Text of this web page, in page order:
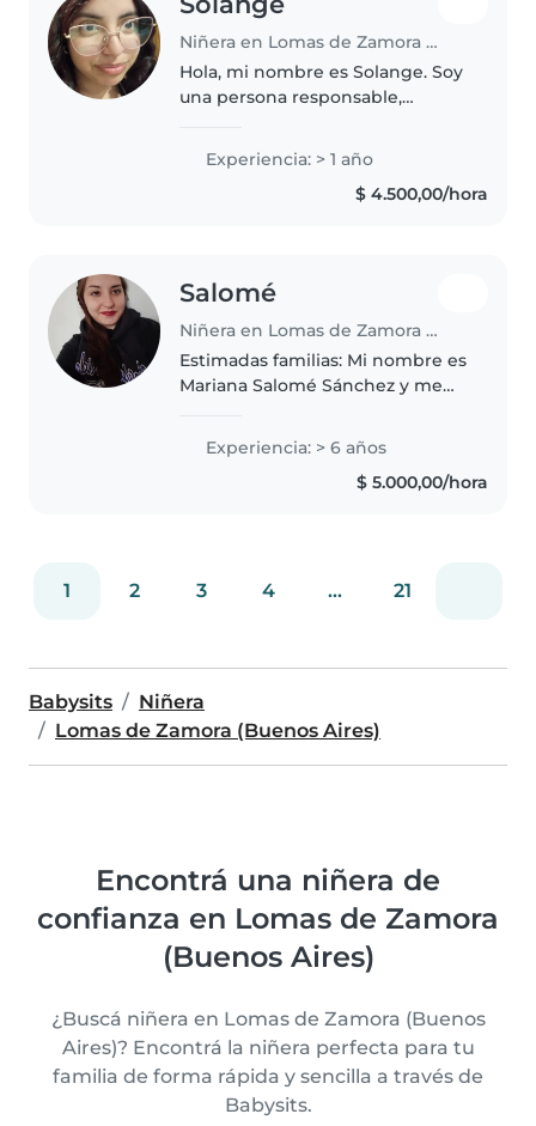
Niñera en Lomas de Zamora (Buenos Aires)
Hola, mi nombre es Solange. Soy
una persona responsable,
bien con niños y disfruto
acompañarlos en sus actividades,
juegos y también ayudarlos con..
Experiencia: > 1 año
$ 4.500,00/hora
Salomé
Niñera en Lomas de Zamora (Buenos Aires)
Estimadas familias: Mi nombre es
Mariana Salomé Sánchez y me
candidata para el cuidado de sus
hijos. Soy una persona
responsable, paciente y muy
Experiencia: > 6 años
$ 5.000,00/hora
1 2 3 4 ... 21
Babysits
Niñera
Lomas de Zamora (Buenos Aires)
Encontrá una niñera de
confianza en Lomas de Zamora
(Buenos Aires)
¿Buscá niñera en Lomas de Zamora (Buenos
Aires)? Encontrá la niñera perfecta para tu
familia de forma rápida y sencilla a través de
Babysits.